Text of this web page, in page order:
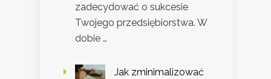
zadecydować o sukcesie
Twojego przedsiębiorstwa. W
dobie …
Jak zminimalizować